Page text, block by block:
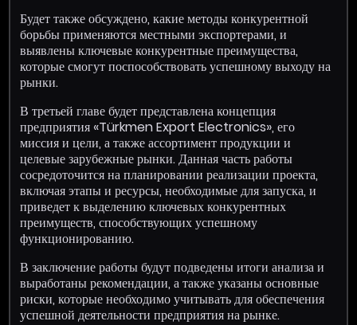
Будет также обсуждено, какие методы конкурентной
борьбы применяются местными экспортерами, и
выявлены ключевые конкурентные преимущества,
которые смогут поспособствовать успешному выходу на
рынки.
В третьей главе будет представлена концепция
предприятия «Türkmen Export Electronics», его
миссия и цели, а также ассортимент продукции и
целевые зарубежные рынки. Данная часть работы
сосредоточится на планировании реализации проекта,
включая этапы и ресурсы, необходимые для запуска, и
приведет к выделению ключевых конкурентных
преимуществ, способствующих успешному
функционированию.
В заключение работы будут подведены итоги анализа и
выработаны рекомендации, а также указаны основные
риски, которые необходимо учитывать для обеспечения
успешной деятельности предприятия на рынке.